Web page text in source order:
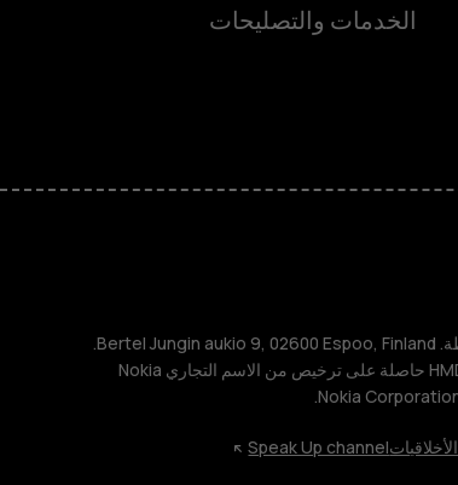
الخدمات والتصليحات
TM و © 2026 HMD Global. جميع الحقوق محفوظة. Bertel Jungin aukio 9, 02600 Espoo, Finland.
مُعرِّف الشركة: 2724044-2. شركة HMD Global Oy حاصلة على ترخيص من الاسم التجاري Nokia
الأخلاقياتSpeak Up channel